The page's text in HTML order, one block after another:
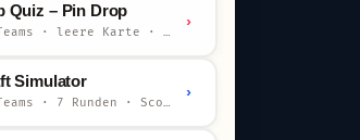
Quiz – Pin Drop
32 Teams · leere Karte · km-Wertung
›
Simulator
32 Teams · 7 Runden · Scout-Kommentar
›